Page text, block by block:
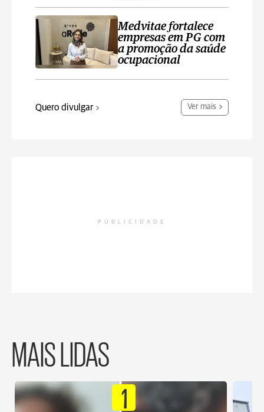
Medvitae fortalece
empresas em PG com
a promoção da saúde
ocupacional
Quero divulgar Ver mais
PUBLICIDADE
MAIS LIDAS
1